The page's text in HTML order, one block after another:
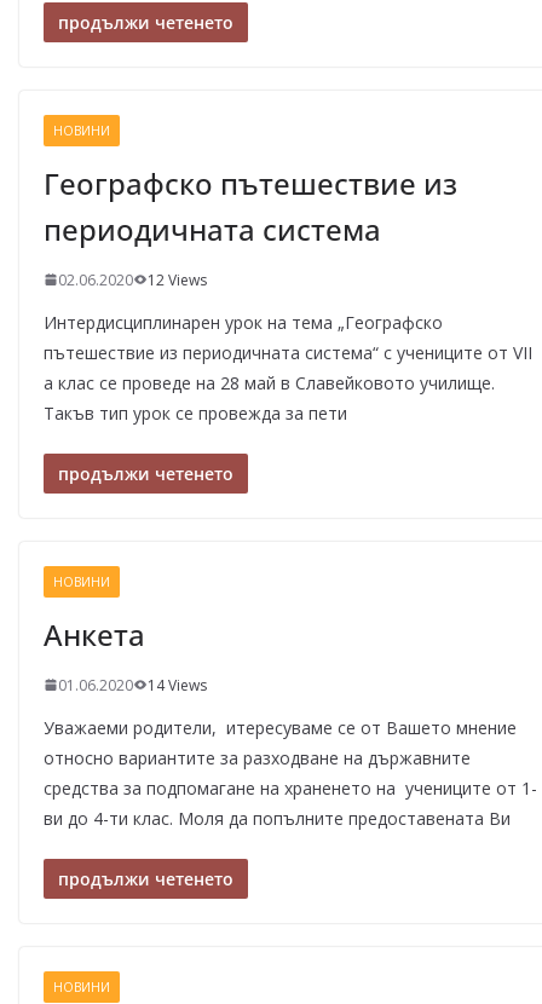
продължи четенето
НОВИНИ
Географско пътешествие из
периодичната система
02.06.2020 12 Views
Интердисциплинарен урок на тема „Географско
пътешествие из периодичната система“ с учениците от VII
а клас се проведе на 28 май в Славейковото училище.
Такъв тип урок се провежда за пети
продължи четенето
НОВИНИ
Анкета
01.06.2020 14 Views
Уважаеми родители, итересуваме се от Вашето мнение
относно вариантите за разходване на държавните
средства за подпомагане на храненето на учениците от 1-
ви до 4-ти клас. Моля да попълните предоставената Ви
продължи четенето
НОВИНИ